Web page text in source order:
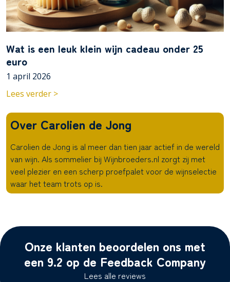
Wat is een leuk klein wijn cadeau onder 25
euro
1 april 2026
Lees verder >
Over Carolien de Jong
Carolien de Jong is al meer dan tien jaar actief in de wereld
van wijn. Als sommelier bij Wijnbroeders.nl zorgt zij met
veel plezier en een scherp proefpalet voor de wijnselectie
waar het team trots op is.
Onze klanten beoordelen ons met
een 9.2 op de Feedback Company
Lees alle reviews